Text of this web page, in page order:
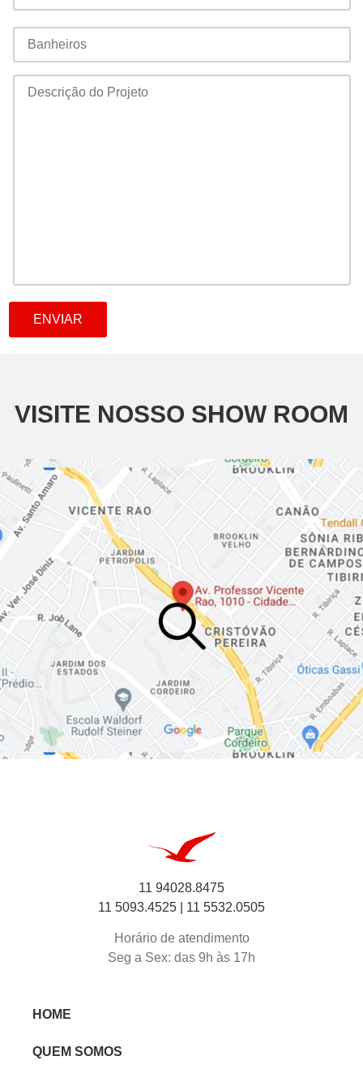
VISITE NOSSO SHOW ROOM
11 94028.8475
11 5093.4525 | 11 5532.0505
Horário de atendimento
Seg a Sex: das 9h às 17h
HOME
QUEM SOMOS